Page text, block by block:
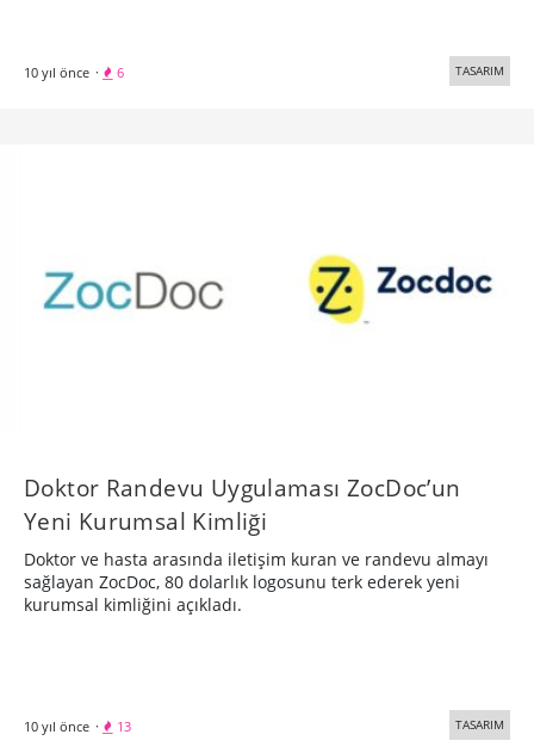
10 yıl önce · 6 TASARIM
Doktor Randevu Uygulaması ZocDoc’un
Yeni Kurumsal Kimliği
Doktor ve hasta arasında iletişim kuran ve randevu almayı
sağlayan ZocDoc, 80 dolarlık logosunu terk ederek yeni
kurumsal kimliğini açıkladı.
10 yıl önce · 13 TASARIM